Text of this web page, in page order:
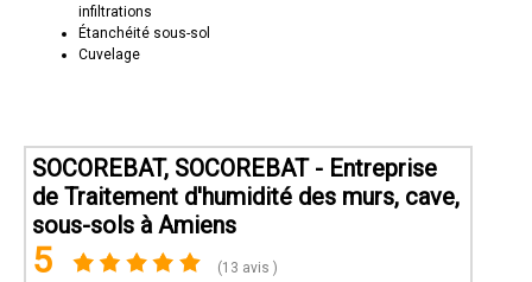
infiltrations
Étanchéité sous-sol
Cuvelage
SOCOREBAT, SOCOREBAT - Entreprise
de Traitement d'humidité des murs, cave,
sous-sols à Amiens
5 (13 avis )